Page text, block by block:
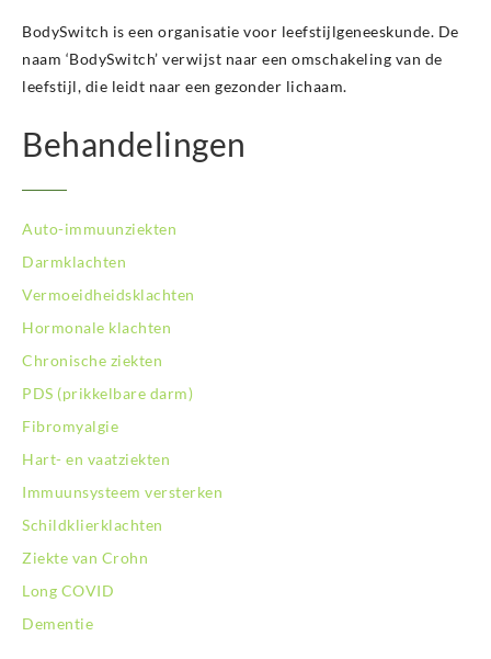
BodySwitch is een organisatie voor leefstijlgeneeskunde. De
naam ‘BodySwitch’ verwijst naar een omschakeling van de
leefstijl, die leidt naar een gezonder lichaam.
Behandelingen
Auto-immuunziekten
Darmklachten
Vermoeidheidsklachten
Hormonale klachten
Chronische ziekten
PDS (prikkelbare darm)
Fibromyalgie
Hart- en vaatziekten
Immuunsysteem versterken
Schildklierklachten
Ziekte van Crohn
Long COVID
Dementie